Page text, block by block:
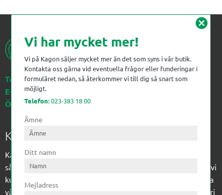
Telefon:023-383 18 00
E-post:kagon@kagon.se
Öppettider:Måndag-Fredag, 07-16
Kagon AB
Kagon har sedan 1972 levererat kompetens till
sågverksindustrin och övrig industri. Till träindustrin tillför vi
kunskap med optimeringslösningar från timmerplanen hela
vägen fram till paketering/emballering och till övrig industri
cancel
Vi har mycket mer!
Vi på Kagon säljer mycket mer än det som syns i vår butik.
Kontakta oss gärna vid eventuella frågor eller funderingar i
formuläret nedan, så återkommer vi till dig så snart som
möjligt.
Telefon:023-383 18 00
Ämne
Ditt namn
Mejladress